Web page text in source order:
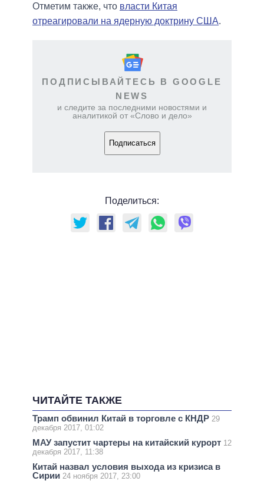
Отметим также, что власти Китая
отреагировали на ядерную доктрину США.
ПОДПИСЫВАЙТЕСЬ В GOOGLE
NEWS
и следите за последними новостями и
аналитикой от «Слово и дело»
Подписаться
Поделиться:
ЧИТАЙТЕ ТАКЖЕ
Трамп обвинил Китай в торговле с КНДР 29
декабря 2017, 01:02
МАУ запустит чартеры на китайский курорт 12
декабря 2017, 11:38
Китай назвал условия выхода из кризиса в
Сирии 24 ноября 2017, 23:00